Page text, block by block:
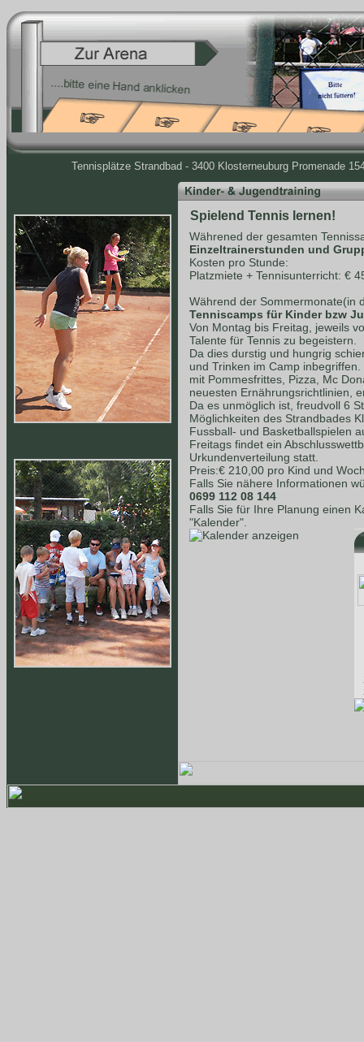
Tennisplätze Strandbad - 3400 Klosterneuburg Promenade
Spielend Tennis lernen!
Währened der gesamten
Einzeltrainerstunden und
Kosten pro Stunde:
Platzmiete + Tennisunterricht: €
Während der Sommermonate(in
Tenniscamps für Kinder bzw
Von Montag bis Freitag, jeweils
Talente für Tennis zu begeistern.
Da dies durstig und hungrig
und Trinken im Camp
mit Pommesfrittes, Pizza, Mc
neuesten Ernährungsrichtlinien,
Da es unmöglich ist, freudvoll 6
Möglichkeiten des Strandbades
Fussball- und Basketballspielen
Freitags findet ein
Urkundenverteilung statt.
Preis:€ 210,00 pro Kind und
Falls Sie nähere Informationen
0699 112 08 144
Falls Sie für Ihre Planung einen
"Kalender".